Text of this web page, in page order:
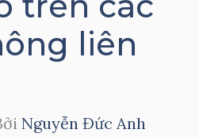
liên
Nguyễn Đức Anh